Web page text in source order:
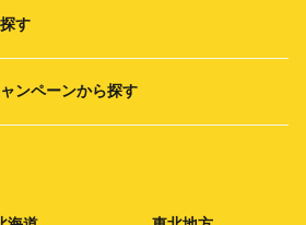
す
ンペーンから探す